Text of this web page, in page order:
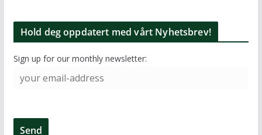
Hold deg oppdatert med vårt Nyhetsbrev!
Sign up for our monthly newsletter: